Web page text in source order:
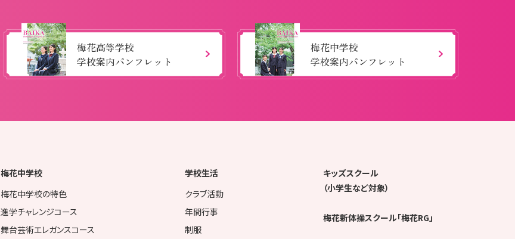
梅花高等学校
学校案内パンフレット
梅花中学校
学校案内パンフレット
梅花中学校
梅花中学校の特色
進学チャレンジコース
舞台芸術エレガンスコース
学校生活
クラブ活動
年間行事
制服
キッズスクール
（小学生など対象）
梅花新体操スクール「梅花RG」